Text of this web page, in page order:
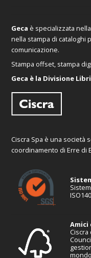
Geca è specializzata
nella stampa di cataloghi
comunicazione.
Stampa offset, stampa
Geca è la Divisione
Ciscra Spa è una società
coordinamento di Erre di